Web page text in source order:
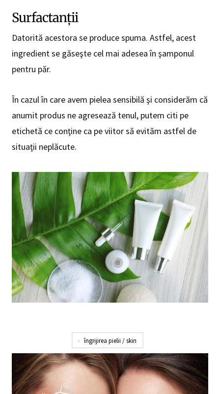
Surfactanții
Datorită acestora se produce spuma. Astfel, acest
ingredient se găseşte cel mai adesea în şamponul
pentru păr.
În cazul în care avem pielea sensibilă şi considerăm că
anumit produs ne agresează tenul, putem citi pe
etichetă ce conţine ca pe viitor să evităm astfel de
situaţii neplăcute.
îngrijirea pielii / skin